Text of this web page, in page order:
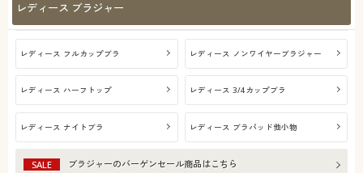
レディース ブラジャー
レディース フルカップブラ レディース ノンワイヤーブラジャー
レディース ハーフトップ レディース 3/4カップブラ
レディース ナイトブラ レディース ブラパッド他小物
SALE ブラジャーのバーゲンセール商品はこちら